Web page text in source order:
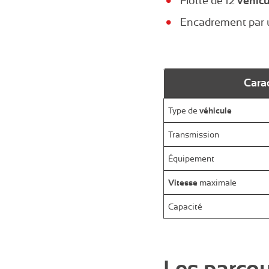
Encadrement par
Type de véhicule
Transmission
Équipement
Vitesse maximale
Capacité